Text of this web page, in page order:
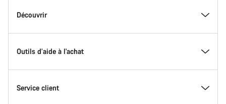
Canyon
Inside Canyon
L'innovation chez Canyon
Canyon Factory Racing
Découvrir
Evénements
Trouver les emplacements Canyon
Outils d’aide à l'achat
Trouvez votre Modèle
Service client